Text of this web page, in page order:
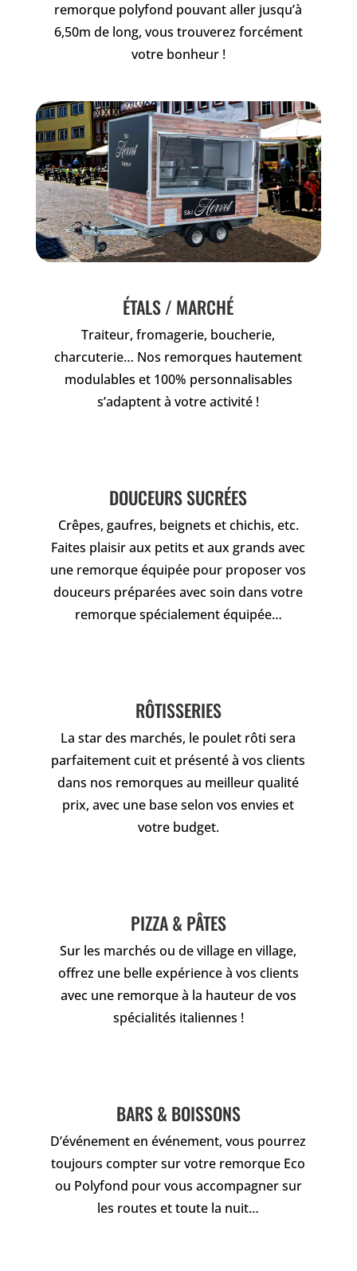
remorque polyfond pouvant aller jusqu’à
6,50m de long, vous trouverez forcément
votre bonheur !
ÉTALS / MARCHÉ
Traiteur, fromagerie, boucherie,
charcuterie… Nos remorques hautement
modulables et 100% personnalisables
s’adaptent à votre activité !
DOUCEURS SUCRÉES
Crêpes, gaufres, beignets et chichis, etc.
Faites plaisir aux petits et aux grands avec
une remorque équipée pour proposer vos
douceurs préparées avec soin dans votre
remorque spécialement équipée…
RÔTISSERIES
La star des marchés, le poulet rôti sera
parfaitement cuit et présenté à vos clients
dans nos remorques au meilleur qualité
prix, avec une base selon vos envies et
votre budget.
PIZZA & PÂTES
Sur les marchés ou de village en village,
offrez une belle expérience à vos clients
avec une remorque à la hauteur de vos
spécialités italiennes !
BARS & BOISSONS
D’événement en événement, vous pourrez
toujours compter sur votre remorque Eco
ou Polyfond pour vous accompagner sur
les routes et toute la nuit…